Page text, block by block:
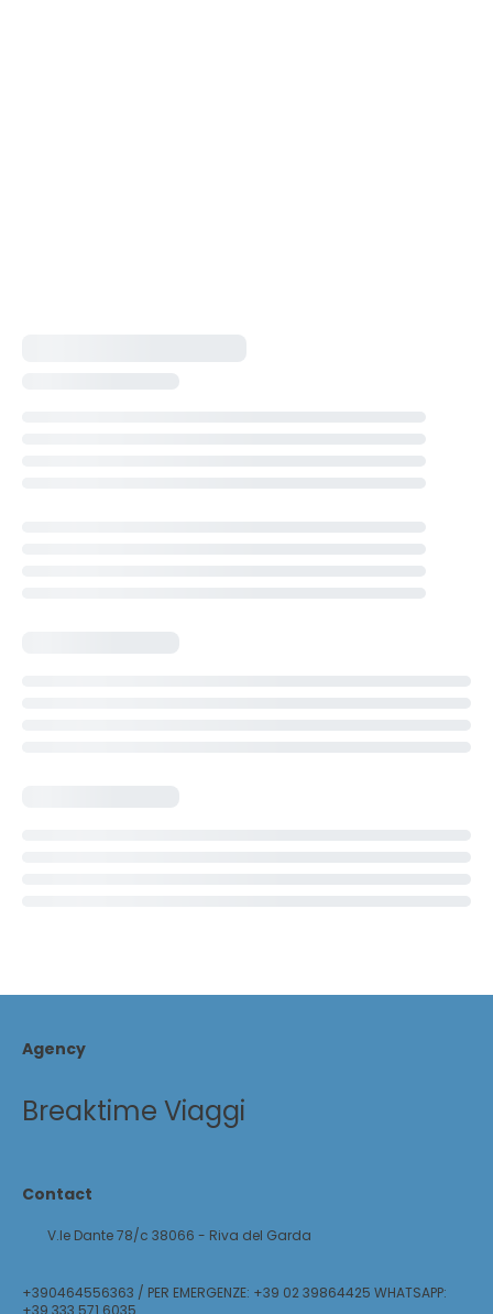
Agency
Breaktime Viaggi
Contact
V.le Dante 78/c 38066 - Riva del Garda
+390464556363 / PER EMERGENZE: +39 02 39864425 WHATSAPP:
+39 333 571 6035